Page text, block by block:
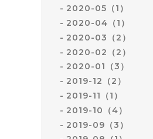
2020-05（1）
2020-04（1）
2020-03（2）
2020-02（2）
2020-01（3）
2019-12（2）
2019-11（1）
2019-10（4）
2019-09（3）